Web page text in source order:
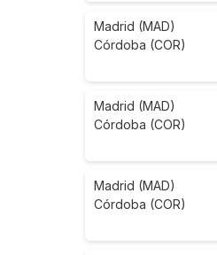
Madrid (MAD)
Córdoba (COR)
Madrid (MAD)
Córdoba (COR)
Madrid (MAD)
Córdoba (COR)